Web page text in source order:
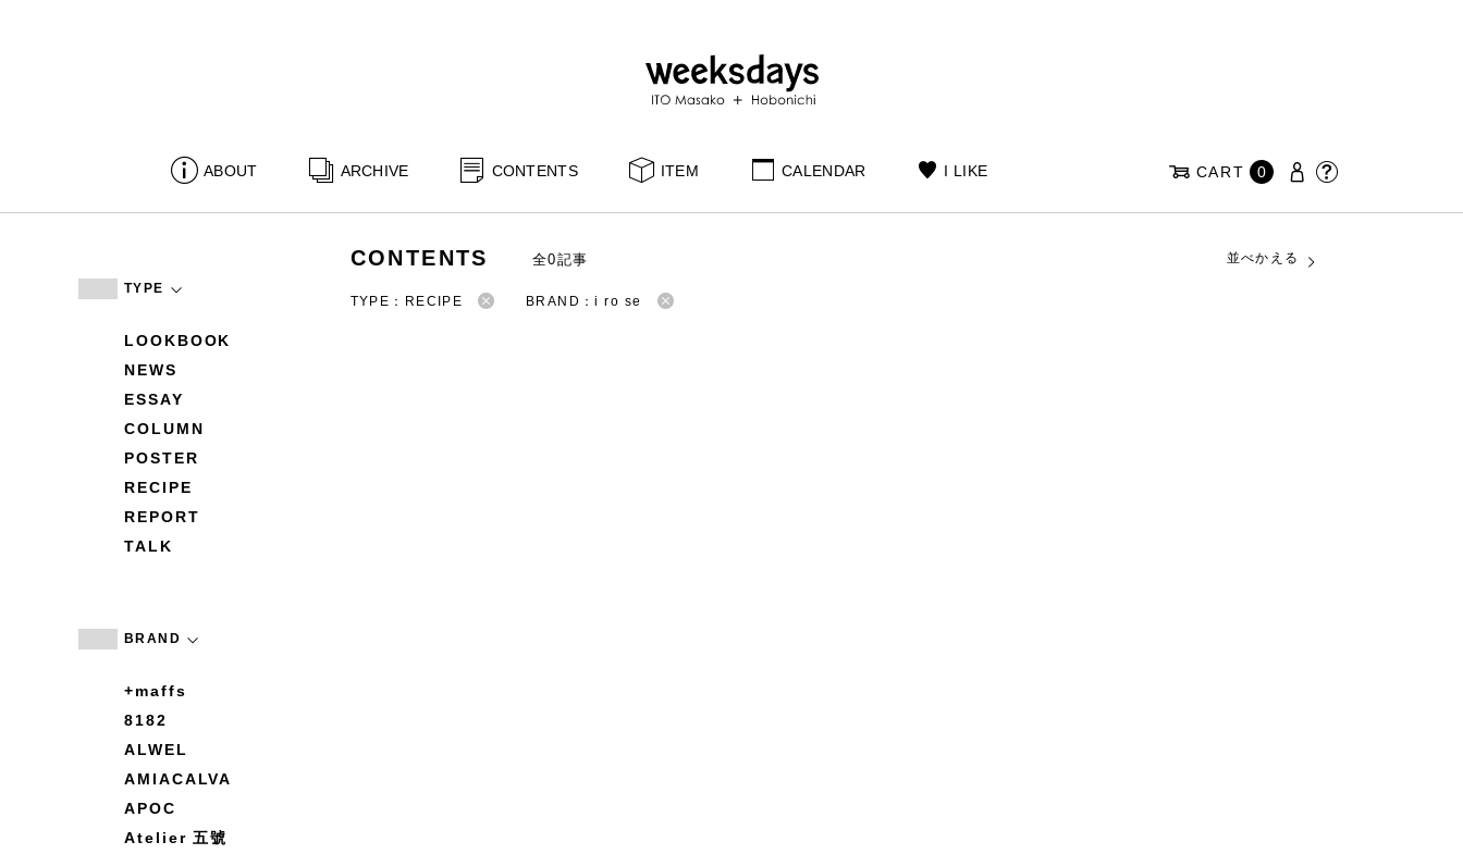
ABOUT ARCHIVE CONTENTS ITEM CALENDAR I LIKE CART 0
TYPE
LOOKBOOK
NEWS
ESSAY
COLUMN
POSTER
RECIPE
REPORT
TALK
BRAND
+maffs
8182
ALWEL
AMIACALVA
APOC
Atelier 五號
CONTENTS 全0記事 並べかえる
TYPE：RECIPE BRAND：i ro se